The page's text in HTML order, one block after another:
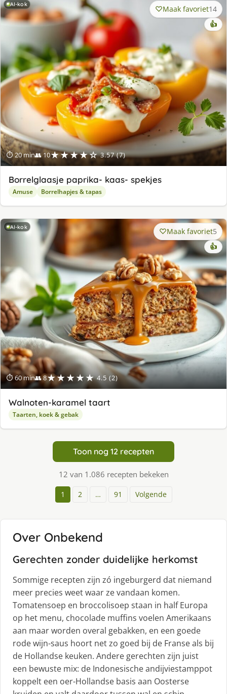
AI-kok
⏱ 20 min👥 10★★★★☆ 3.57 (7)
Maak favoriet14
👍
Borrelglaasje paprika- kaas- spekjes
Amuse Borrelhapjes & tapas
AI-kok
⏱ 60 min👥 8★★★★★ 4.5 (2)
Maak favoriet5
👍
Walnoten-karamel taart
Taarten, koek & gebak
Toon nog 12 recepten
12 van 1.086 recepten bekeken
1 2 … 91 Volgende
Over Onbekend
Gerechten zonder duidelijke herkomst
Sommige recepten zijn zó ingeburgerd dat niemand
meer precies weet waar ze vandaan komen.
Tomatensoep en broccolisoep staan in half Europa
op het menu, chocolade muffins voelen Amerikaans
aan maar worden overal gebakken, en een goede
rode wijn-saus hoort net zo goed bij de Franse als bij
de Hollandse keuken. Andere gerechten zijn juist
een bewuste mix: de Indonesische andijviestamppot
koppelt een oer-Hollandse basis aan Oosterse